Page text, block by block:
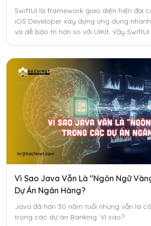
SwiftUI là framework giao diện hiện đại
iOS Developer xây dựng ứng dụng
và dễ bảo trì hơn so với UIKit. Vậy
Vì Sao Java Vẫn Là "Ngôn Ngữ
Dự Án Ngân Hàng?
Java đã hơn 30 năm tuổi nhưng vẫn là
trong các dự án Banking. Vì sao?